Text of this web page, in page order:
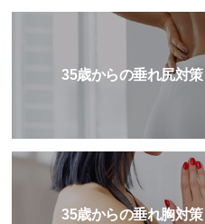
35歳からの垂れ尻対
35歳からの垂れ胸対